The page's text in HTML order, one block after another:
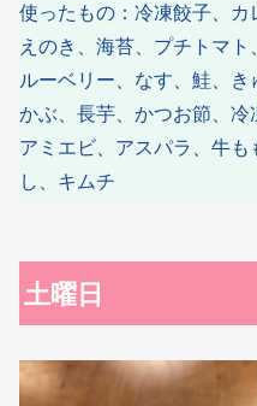
使ったもの：冷凍餃子、カ
えのき、海苔、プチトマ
ルーベリー、なす、鮭、
かぶ、長芋、かつお節、冷
アミエビ、アスパラ、牛
し、キムチ
土曜日